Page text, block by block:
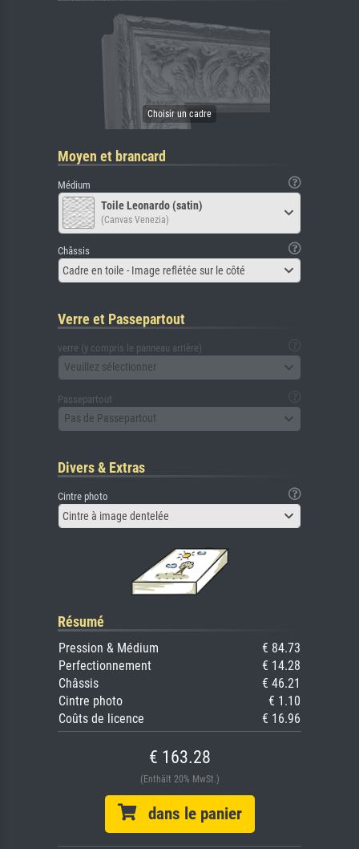
Moyen et brancard
Médium
Toile Leonardo (satin)
(Canvas Venezia)
Châssis
Cadre en toile - Image reflétée sur le côté
Verre et Passepartout
verre (y compris le panneau arrière)
Veuillez sélectionner
Passepartout
Pas de Passepartout
Divers & Extras
Cintre photo
Cintre à image dentelée
Résumé
Pression & Médium
€ 84.73
Perfectionnement
€ 14.28
Châssis
€ 46.21
Cintre photo
€ 1.10
Coûts de licence
€ 16.96
€ 163.28
(Enthält 20% MwSt.)
dans le panier